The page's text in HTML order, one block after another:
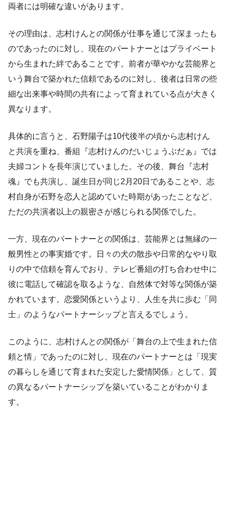
両者には明確な違いがあります。
その理由は、志村けんとの関係が仕事を通じて深まったも
のであったのに対し、現在のパートナーとはプライベート
から生まれた絆であることです。前者が華やかな芸能界と
いう舞台で築かれた信頼であるのに対し、後者は日常の些
細な出来事や時間の共有によって育まれている点が大きく
異なります。
具体的に言うと、石野陽子は10代後半の頃から志村けん
と共演を重ね、番組『志村けんのだいじょうぶだぁ』では
夫婦コントを長年演じていました。その後、舞台『志村
魂』でも共演し、誕生日が同じ2月20日であることや、志
村自身が石野を恋人と認めていた時期があったことなど、
ただの共演者以上の親密さが感じられる関係でした。
一方、現在のパートナーとの関係は、芸能界とは無縁の一
般男性との事実婚です。日々の犬の散歩や日常的なやり取
りの中で信頼を育んでおり、テレビ番組の打ち合わせ中に
彼に電話して確認を取るような、自然体で対等な関係が築
かれています。恋愛関係というより、人生を共に歩む「同
士」のようなパートナーシップと言えるでしょう。
このように、志村けんとの関係が「舞台の上で生まれた信
頼と情」であったのに対し、現在のパートナーとは「現実
の暮らしを通じて育まれた安定した愛情関係」として、質
の異なるパートナーシップを築いていることがわかりま
す。